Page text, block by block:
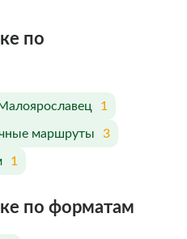
по
1
маршруты 3
1
по форматам